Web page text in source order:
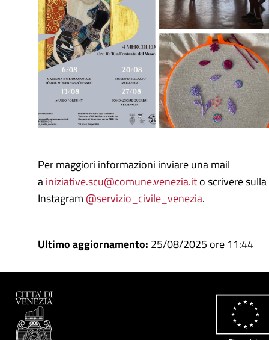
Per maggiori informazioni inviare una mail
ainiziative.scu@comune.venezia.ito scrivere sulla
Instagram @servizio_civile_venezia.
Ultimo aggiornamento: 25/08/2025 ore 11:44